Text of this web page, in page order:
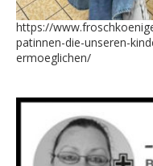
https://
patinnen-die-unseren-
ermoeglichen/